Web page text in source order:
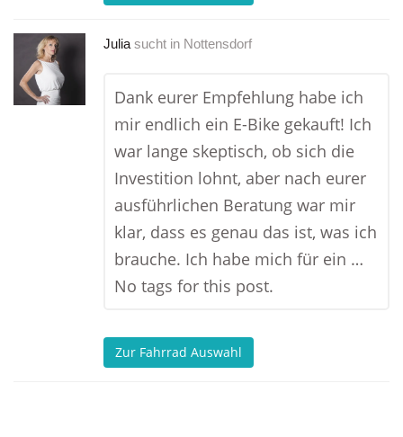
Julia sucht in Nottensdorf
Dank eurer Empfehlung habe ich
mir endlich ein E-Bike gekauft! Ich
war lange skeptisch, ob sich die
Investition lohnt, aber nach eurer
ausführlichen Beratung war mir
klar, dass es genau das ist, was ich
brauche. Ich habe mich für ein …
No tags for this post.
Zur Fahrrad Auswahl